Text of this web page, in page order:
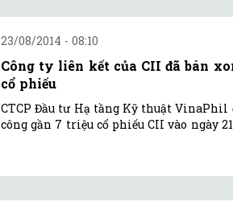
23/08/2014 - 08:10
Công ty liên kết của CII đã bán
cổ phiếu
CTCP Đầu tư Hạ tầng Kỹ thuật VinaPhil
công gần 7 triệu cổ phiếu CII vào ngày